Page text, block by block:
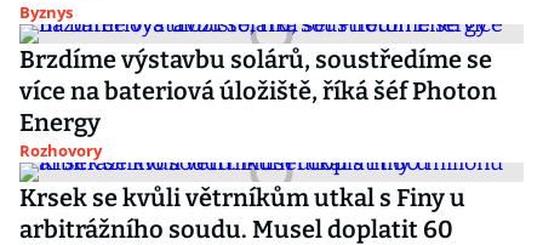
Byznys
Brzdíme výstavbu solárů, soustředíme se
více na bateriová úložiště, říká šéf Photon
Energy
Rozhovory
Krsek se kvůli větrníkům utkal s Finy u
arbitrážního soudu. Musel doplatit 60